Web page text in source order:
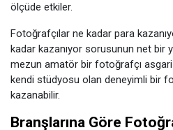
ölçüde etkiler.
Fotoğrafçılar ne kadar para
kadar kazanıyor sorusunun net bir
mezun amatör bir fotoğrafçı
kendi stüdyosu olan deneyimli bir
kazanabilir.
Branşlarına Göre